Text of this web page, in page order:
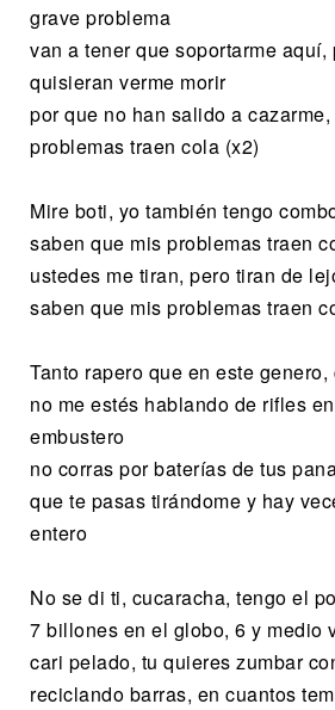
grave problema
van a tener que soportarme aquí,
quisieran verme morir
por que no han salido a
problemas traen cola (x2)
Mire boti, yo también tengo
saben que mis problemas traen
ustedes me tiran, pero tiran de
saben que mis problemas traen
Tanto rapero que en este
no me estés hablando de rifles
embustero
no corras por baterías de tus
que te pasas tirándome y hay
entero
No se di ti, cucaracha, tengo el
7 billones en el globo, 6 y medio
cari pelado, tu quieres zumbar
reciclando barras, en cuantos